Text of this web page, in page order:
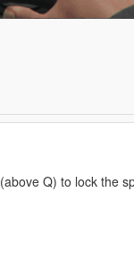
(above Q) to lock the